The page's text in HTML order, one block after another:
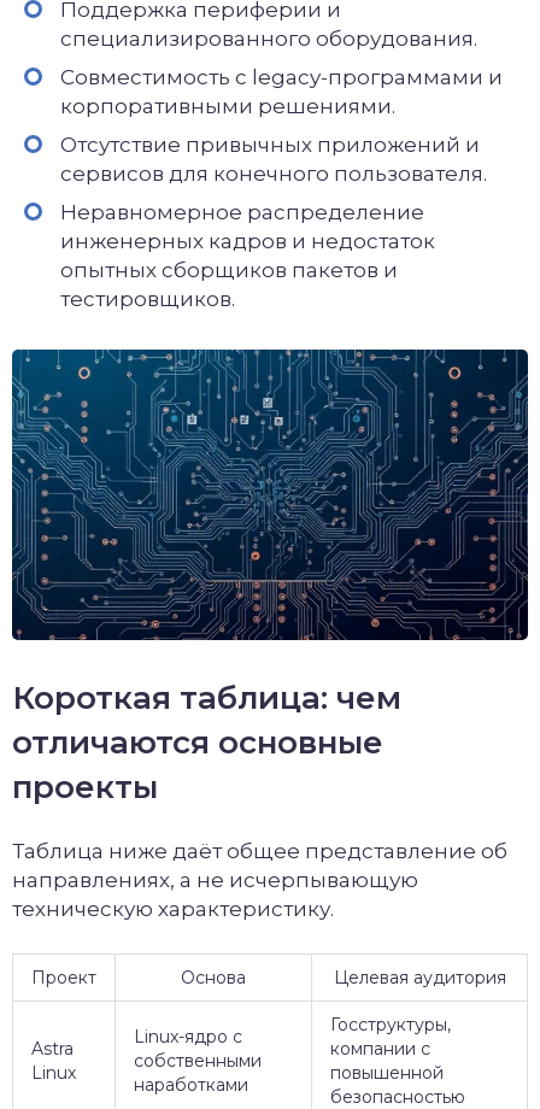
Поддержка периферии и
специализированного оборудования.
Совместимость с legacy-программами и
корпоративными решениями.
Отсутствие привычных приложений и
сервисов для конечного пользователя.
Неравномерное распределение
инженерных кадров и недостаток
опытных сборщиков пакетов и
тестировщиков.
Короткая таблица: чем
отличаются основные
проекты
Таблица ниже даёт общее представление об
направлениях, а не исчерпывающую
техническую характеристику.
Проект Основа Целевая аудитория
Astra
Linux
Linux-ядро с
собственными
наработками
Госструктуры,
компании с
повышенной
безопасностью